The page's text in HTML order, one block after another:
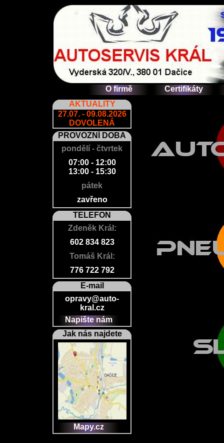
O firmě
Certifikáty
AKTUALITY
27.07. - 09.08.2026
DOVOLENÁ
PROVOZNÍ DOBA
pondělí - čtvrtek
07:00 - 12:00
13:00 - 15:30
pátek
zavřeno
TELEFON
Zdeněk Král:
602 834 823
Tomáš Král:
776 722 792
E-mail
opravy@auto-
kral.cz
Napište nám
Jak nás najdete
Mapy.cz